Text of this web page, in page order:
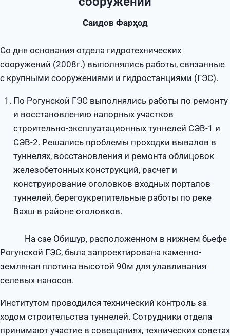
Саидов Фарҳод
Со дня основания отдела гидротехнических
сооружений (2008г.) выполнялись работы, связанные
с крупными сооружениями и гидростанциями (ГЭС).
По Рогунской ГЭС выполнялись работы по ремонту
и восстановлению напорных участков
строительно-эксплуатационных туннелей СЭВ-1 и
СЭВ-2. Решались проблемы проходки вывалов в
туннелях, восстановления и ремонта облицовок
железобетонных конструкций, расчет и
конструирование оголовков входных порталов
туннелей, берегоукрепительные работы по реке
Вахш в районе оголовков.
На сае Обишур, расположенном в нижнем бьефе
Рогунской ГЭС, была запроектирована каменно-
земляная плотина высотой 90м для улавливания
селевых наносов.
Институтом проводился технический контроль за
ходом строительства туннелей. Сотрудники отдела
принимают участие в совещаниях, технических советах